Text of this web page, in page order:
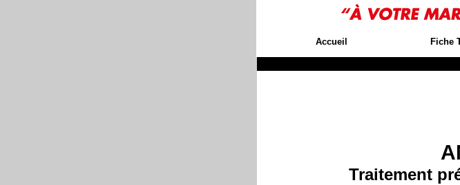
Accueil Fiche
Traitement